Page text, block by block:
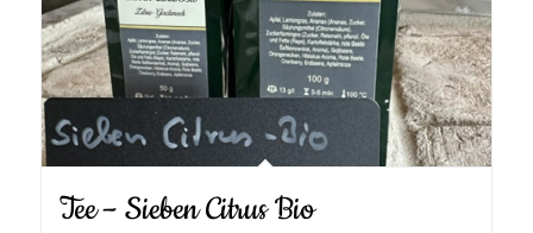
Tee – Sieben Citrus Bio